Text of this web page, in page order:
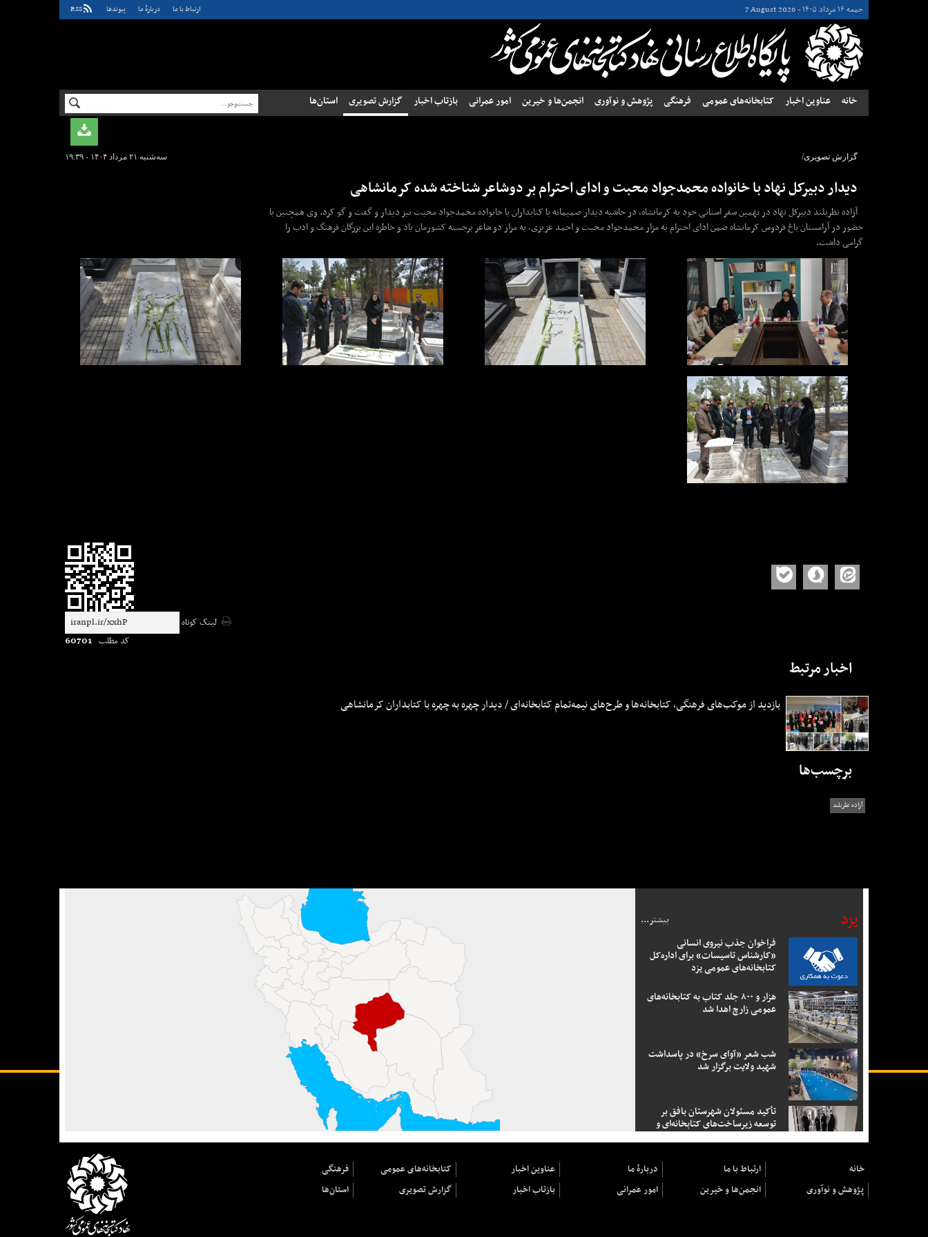
جمعه ۱۶ مرداد ۱۴۰۵ - 7 August 2026 ارتباط با ما دربارهٔ ما پيوندها RSS
خانه عناوین اخبار کتابخانه‌های عمومی فرهنگی پژوهش و نوآوری انجمن‌ها و خیرین امور عمرانی بازتاب اخبار گزارش تصویری استان‌ها
سه‌شنبه ۲۱ مرداد ۱۴۰۴ - ۱۹:۳۹ گزارش تصویری/
دیدار دبیرکل نهاد با خانواده محمدجواد محبت و ادای احترام بر دوشاعر شناخته شده کرمانشاهی
آزاده نظربلند دبیرکل نهاد در نهمین سفر استانی خود به کرمانشاه، در حاشیه دیدار صمیمانه با کتابداران با خانواده محمدجواد محبت نیز دیدار و گفت و گو کرد. وی همچنین با
حضور در آرامستان باغ فردوس کرمانشاه ضمن ادای احترام به مزار محمدجواد محبت و احمد عزیزی، به مزار دو شاعر برجسته کشورمان یاد و خاطره این بزرگان فرهنگ و ادب را
گرامی داشت.
لینک کوتاه
کد مطلب 60701
اخبار مرتبط
بازدید از موکب‌های فرهنگی، کتابخانه‌ها و طرح‌های نیمه‌تمام کتابخانه‌ای / دیدار چهره به چهره با کتابداران کرمانشاهی
برچسب‌ها
آزاده نظربلند
يزد
بیشتر...
فراخوان جذب نیروی انسانی
«کارشناس تاسیسات» برای اداره‌کل
کتابخانه‌های عمومی یزد
هزار و ۸۰۰ جلد کتاب به کتابخانه‌های
عمومی زارچ اهدا شد
شب شعر «آوای سرخ» در پاسداشت
شهید ولایت برگزار شد
تأکید مسئولان شهرستان بافق بر
توسعه زیرساخت‌های کتابخانه‌ای و
تقویت خدمات فرهنگی
خانه ارتباط با ما دربارهٔ ما عناوین اخبار کتابخانه‌های عمومی
فرهنگی
پژوهش و نوآوری
انجمن‌ها و خیرین امور عمرانی بازتاب اخبار گزارش تصویری استان‌ها